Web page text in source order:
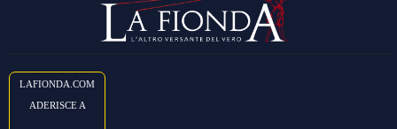
LAFIONDA.COM
ADERISCE A